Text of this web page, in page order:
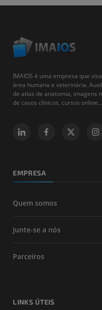
IMAIOS é uma empresa que
área humana e veterinária.
de atlas de anatomia, imagens
de casos clínicos, cursos online...
EMPRESA
Quem somos
Junte-se a nós
Parceiros
LINKS ÚTEIS